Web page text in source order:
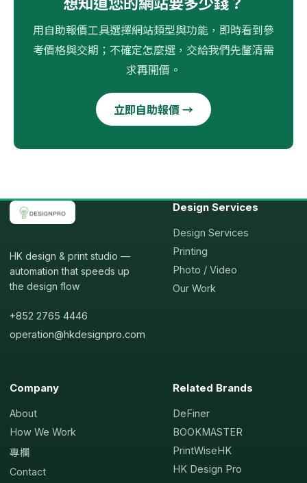
用自助報價工具選擇網站類型與功能，即時看到參
考價格與交期；不確定怎麼選，交給我們先釐清需
求再開價。
立即自助報價 →
HK design & print studio —
automation that speeds up
the design flow
+852 2765 4446
operation@hkdesignpro.com
Design Services
Design Services
Printing
Photo / Video
Our Work
Company
About
How We Work
專欄
Contact
Related Brands
DeFiner
BOOKMASTER
PrintWiseHK
HK Design Pro